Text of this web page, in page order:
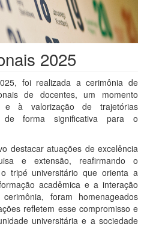
2025
foi realizada a cerimônia de
de docentes, um momento
e à valorização de trajetórias
de forma significativa para o
destacar atuações de excelência
e extensão, reafirmando o
tripé universitário que orienta a
acadêmica e a interação
foram homenageados
refletem esse compromisso e
universitária e a sociedade